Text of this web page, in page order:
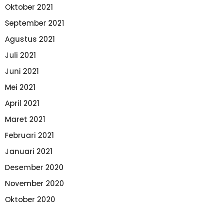
Oktober 2021
September 2021
Agustus 2021
Juli 2021
Juni 2021
Mei 2021
April 2021
Maret 2021
Februari 2021
Januari 2021
Desember 2020
November 2020
Oktober 2020